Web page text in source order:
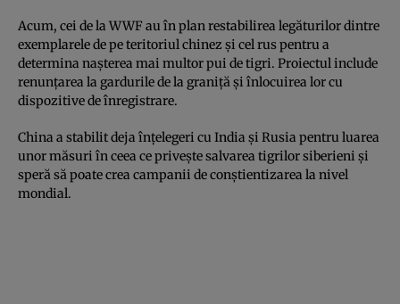
Acum, cei de la WWF au în plan restabilirea legăturilor dintre
exemplarele de pe teritoriul chinez şi cel rus pentru a
determina naşterea mai multor pui de tigri. Proiectul include
renunţarea la gardurile de la graniţă şi înlocuirea lor cu
dispozitive de înregistrare.
China a stabilit deja înţelegeri cu India şi Rusia pentru luarea
unor măsuri în ceea ce priveşte salvarea tigrilor siberieni şi
speră să poate crea campanii de conştientizarea la nivel
mondial.